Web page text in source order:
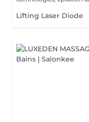
Lifting Laser Diode